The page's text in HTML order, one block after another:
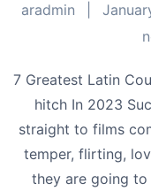
aradmin
7 Greatest Latin
hitch In 2023
straight to films
temper, flirting,
they are going